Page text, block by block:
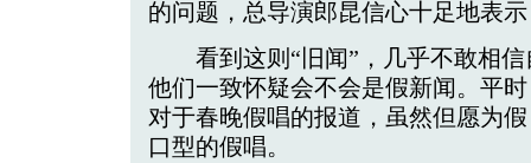
的问题，总导演郎昆信心十足地表
看到这则“旧闻”，几乎不敢相信
他们一致怀疑会不会是假新闻。平
对于春晚假唱的报道，虽然但愿为
口型的假唱。